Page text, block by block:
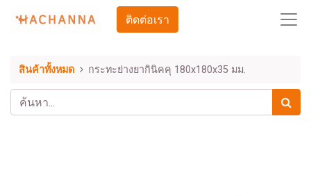
ติดต่อเรา
สินค้าทั้งหมด กระทะย่างยากินิคคุ 180x180x35 มม.